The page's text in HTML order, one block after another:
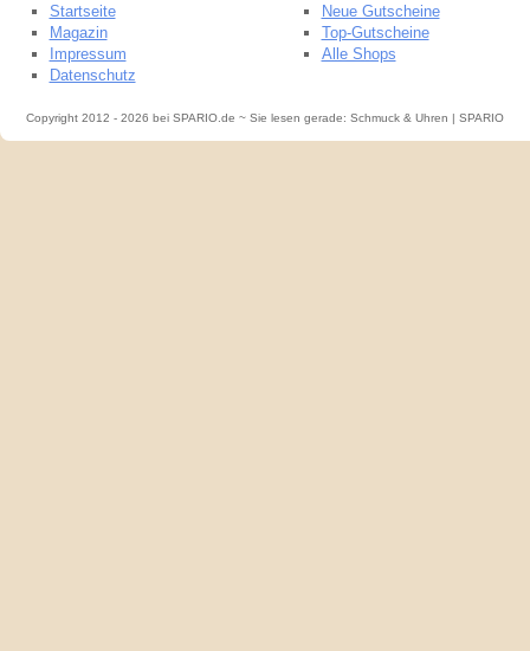
Startseite
Magazin
Impressum
Datenschutz
Neue Gutscheine
Top-Gutscheine
Alle Shops
Copyright 2012 - 2026 bei SPARIO.de ~ Sie lesen gerade: Schmuck & Uhren | SPARIO